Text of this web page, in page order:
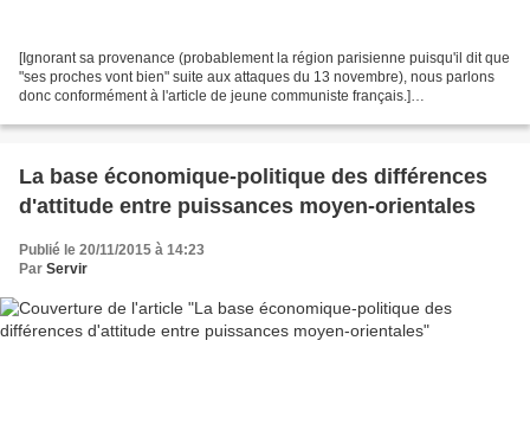
[Ignorant sa provenance (probablement la région parisienne puisqu'il dit que
"ses proches vont bien" suite aux attaques du 13 novembre), nous parlons
donc conformément à l'article de jeune communiste français.]
parti-lutter-pour-la-revolution-au-kurdistan-syrien-et-contre-lei...
La base économique-politique des différences
d'attitude entre puissances moyen-orientales
Publié le 20/11/2015 à 14:23
Par Servir